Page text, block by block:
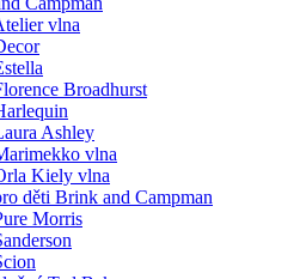
vlna
Broadhurst
Ashley
vlna
Kiely vlna
děti Brink and Campman
Morris